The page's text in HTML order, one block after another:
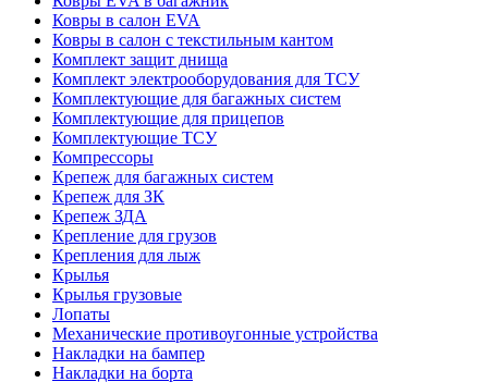
Ковры в салон EVA
Ковры в салон с текстильным кантом
Комплект защит днища
Комплект электрооборудования для ТСУ
Комплектующие для багажных систем
Комплектующие для прицепов
Комплектующие ТСУ
Компрессоры
Крепеж для багажных систем
Крепеж для ЗК
Крепеж ЗДА
Крепление для грузов
Крепления для лыж
Крылья
Крылья грузовые
Лопаты
Механические противоугонные устройства
Накладки на бампер
Накладки на борта